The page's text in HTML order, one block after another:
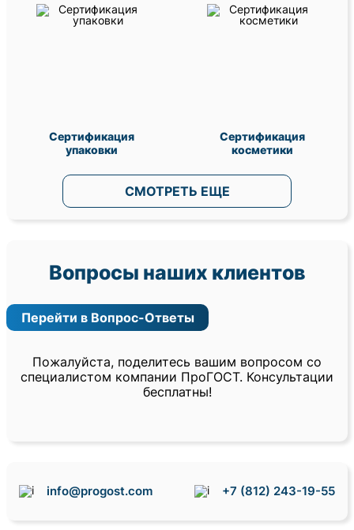
Сертификация
упаковки
Сертификация
косметики
СМОТРЕТЬ ЕЩЕ
Вопросы наших клиентов
Перейти в Вопрос-Ответы
Пожалуйста, поделитесь вашим вопросом со
специалистом компании ПроГОСТ. Консультации
бесплатны!
info@progost.com +7 (812) 243-19-55